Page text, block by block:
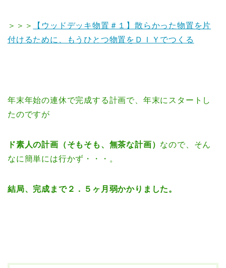
＞＞＞
【ウッドデッキ物置＃１】散らかった物置を片
付けるために、もうひとつ物置をＤＩＹでつくる
年末年始の連休で完成する計画で、年末にスタートし
たのですが
ド素人の計画（そもそも、無茶な計画） なので、そん
なに簡単には行かず・・・。
結局、完成まで２．５ヶ月弱かかりました。